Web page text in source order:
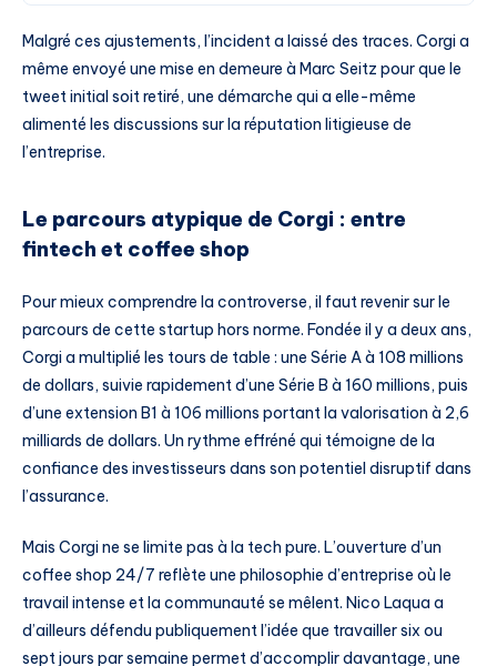
Malgré ces ajustements, l’incident a laissé des traces. Corgi a
même envoyé une mise en demeure à Marc Seitz pour que le
tweet initial soit retiré, une démarche qui a elle-même
alimenté les discussions sur la réputation litigieuse de
l’entreprise.
Le parcours atypique de Corgi : entre
fintech et coffee shop
Pour mieux comprendre la controverse, il faut revenir sur le
parcours de cette startup hors norme. Fondée il y a deux ans,
Corgi a multiplié les tours de table : une Série A à 108 millions
de dollars, suivie rapidement d’une Série B à 160 millions, puis
d’une extension B1 à 106 millions portant la valorisation à 2,6
milliards de dollars. Un rythme effréné qui témoigne de la
confiance des investisseurs dans son potentiel disruptif dans
l’assurance.
Mais Corgi ne se limite pas à la tech pure. L’ouverture d’un
coffee shop 24/7 reflète une philosophie d’entreprise où le
travail intense et la communauté se mêlent. Nico Laqua a
d’ailleurs défendu publiquement l’idée que travailler six ou
sept jours par semaine permet d’accomplir davantage, une